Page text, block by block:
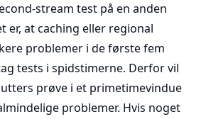
stream test på en anden
er, at caching eller regional
problemer i de første fem
tests i spidstimerne. Derfor vil
prøve i et primetimevindue
problemer. Hvis noget